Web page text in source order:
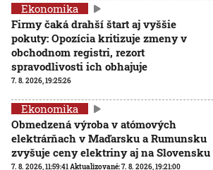
Ekonomika
Firmy čaká drahší štart aj vyššie
pokuty: Opozícia kritizuje zmeny v
obchodnom registri, rezort
spravodlivosti ich obhajuje
7. 8. 2026, 19:25:26
Ekonomika
Obmedzená výroba v atómových
elektrárňach v Maďarsku a Rumunsku
zvyšuje ceny elektriny aj na Slovensku
7. 8. 2026, 11:59:41Aktualizované:7. 8. 2026, 19:21:00